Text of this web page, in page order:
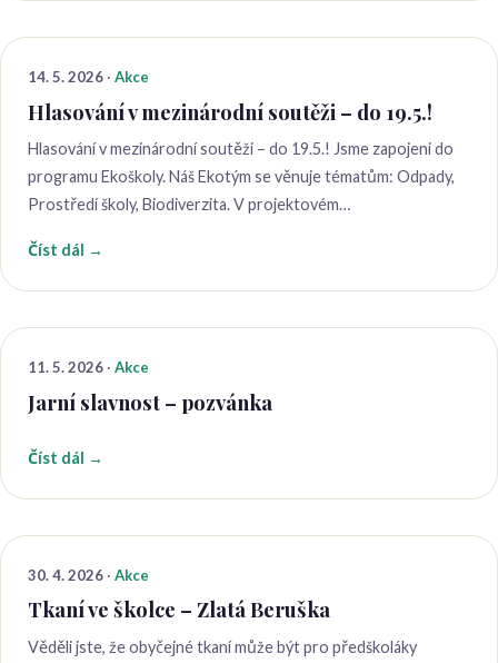
14. 5. 2026 · Akce
Hlasování v mezinárodní soutěži – do 19.5.!
Hlasování v mezinárodní soutěži – do 19.5.! Jsme zapojeni do
programu Ekoškoly. Náš Ekotým se věnuje tématům: Odpady,
Prostředí školy, Biodiverzita. V projektovém…
Číst dál →
11. 5. 2026 · Akce
Jarní slavnost – pozvánka
Číst dál →
30. 4. 2026 · Akce
Tkaní ve školce – Zlatá Beruška
Věděli jste, že obyčejné tkaní může být pro předškoláky